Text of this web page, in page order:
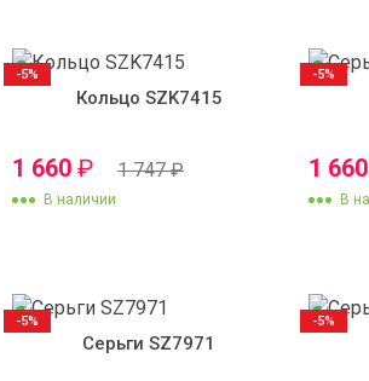
Кольцо SZK7415
1 660 ₽ 1 747₽
В наличии
-5%
1 660
В
-5%
Серьги SZ7971
-5% -5%